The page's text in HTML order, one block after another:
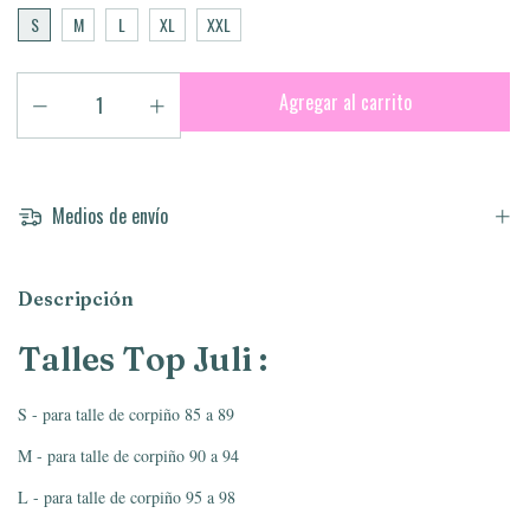
S
M L XL XXL
Medios de envío
Descripción
Talles Top Juli :
S - para talle de corpiño 85 a 89
M - para talle de corpiño 90 a 94
L - para talle de corpiño 95 a 98